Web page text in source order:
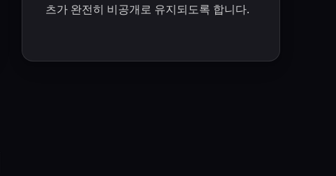
츠가 완전히 비공개로 유지되도록 합니다.